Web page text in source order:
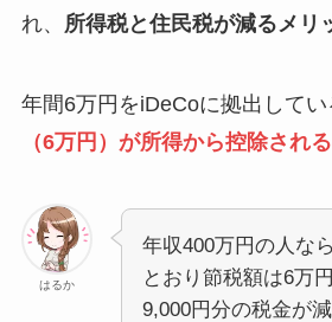
れ、 所得税と住民税が減るメリ
年間6万円をiDeCoに拠出して
（6万円）が所得から控除される
はるか
年収400万円の人な
とおり節税額は6万円
9,000円分の税金が減